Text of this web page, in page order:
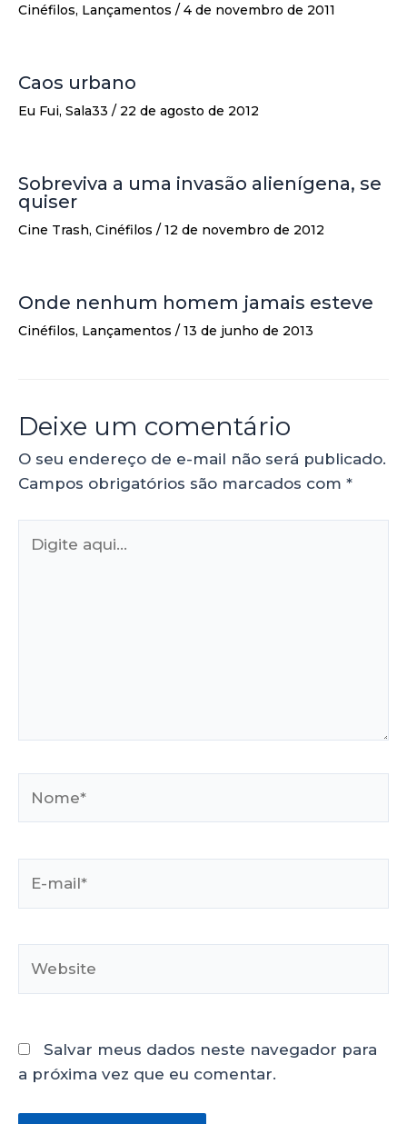
Cinéfilos, Lançamentos / 4 de novembro de 2011
Caos urbano
Eu Fui, Sala33 / 22 de agosto de 2012
Sobreviva a uma invasão alienígena, se
quiser
Cine Trash, Cinéfilos / 12 de novembro de 2012
Onde nenhum homem jamais esteve
Cinéfilos, Lançamentos / 13 de junho de 2013
Deixe um comentário
O seu endereço de e-mail não será publicado.
Campos obrigatórios são marcados com *
Salvar meus dados neste navegador para
a próxima vez que eu comentar.